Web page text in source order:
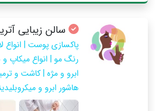
سالن زیبایی
پاکسازی پوست | انواع
رنگ مو | انواع میکاپ
ابرو و مژه | کاشت و
هاشور ابرو و